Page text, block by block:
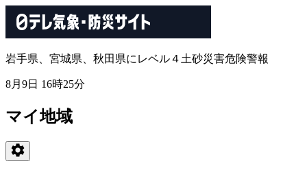
岩手県、宮城県、秋田県にレベル４土砂災害危険警報
8月9日 16時25分
マイ地域